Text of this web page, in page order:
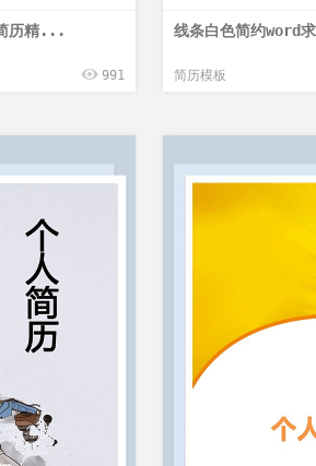
历精...
991
线条白色简约word
简历模板